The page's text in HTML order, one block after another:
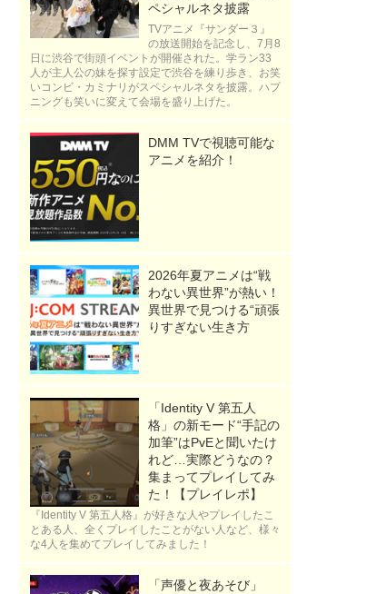
ペシャルネタ披露
TVアニメ『サンダー３』
の放送開始を記念し、7月8
日に渋谷で街頭イベントが開催された。学ラン33
人が主人公の妹を探す設定で渋谷を練り歩き、お笑
いコンビ・カミナリがスペシャルネタを披露。ハプ
ニングも笑いに変えて会場を盛り上げた。
DMM TVで視聴可能な
アニメを紹介！
2026年夏アニメは“戦
わない異世界”が熱い！
異世界で見つける“頑張
りすぎない生き方
「Identity V 第五人
格」の新モード“手記の
加筆”はPvEと聞いたけ
れど…実際どうなの？
集まってプレイしてみ
た！【プレイレポ】
『Identity V 第五人格』が好きな人やプレイしたこ
とある人、全くプレイしたことがない人など、様々
な4人を集めてプレイしてみました！
「声優と夜あそび」